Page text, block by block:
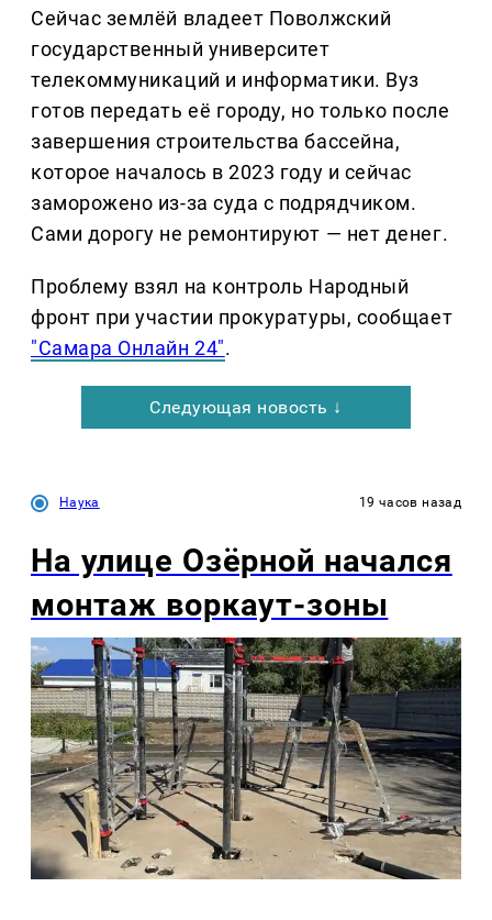
Сейчас землёй владеет Поволжский
государственный университет
телекоммуникаций и информатики. Вуз
готов передать её городу, но только после
завершения строительства бассейна,
которое началось в 2023 году и сейчас
заморожено из-за суда с подрядчиком.
Сами дорогу не ремонтируют — нет денег.
Проблему взял на контроль Народный
фронт при участии прокуратуры, сообщает
"Самара Онлайн 24".
Следующая новость ↓
Наука 19 часов назад
На улице Озëрной начался
монтаж воркаут-зоны